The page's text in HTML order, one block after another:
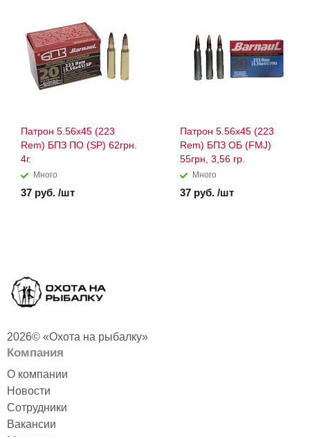
Патрон 5.56x45 (223
Rem) БПЗ ПО (SP) 62грн.
4г.
Много
37 руб. /шт
Патрон 5.56x45 (223
Rem) БПЗ ОБ (FMJ)
55грн, 3,56 гр.
Много
37 руб. /шт
2026© «Охота на рыбалку»
Компания
О компании
Новости
Сотрудники
Вакансии